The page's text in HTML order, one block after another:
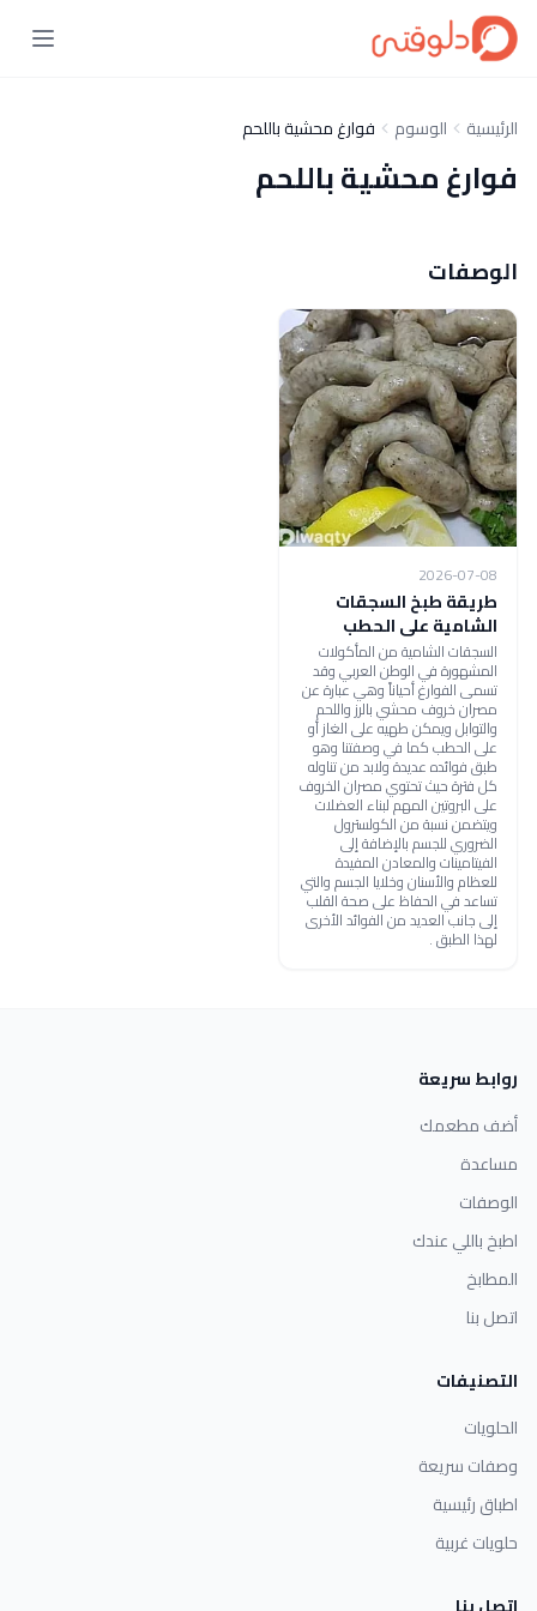
الرئيسية الوسوم فوارغ محشية باللحم
فوارغ محشية باللحم
الوصفات
2026-07-08
طريقة طبخ السجقات
الشامية على الحطب
السجقات الشامية من المأكولات
المشهورة في الوطن العربي وقد
تسمى الفوارغ أحياناً وهي عبارة عن
مصران خروف محشي بالرز واللحم
والتوابل ويمكن طهيه على الغاز أو
على الحطب كما في وصفتنا وهو
طبق فوائده عديدة ولابد من تناوله
كل فترة حيث تحتوي مصران الخروف
على البروتين المهم لبناء العضلات
ويتضمن نسبة من الكولسترول
الضروري للجسم بالإضافة إلى
الفيتامينات والمعادن المفيدة
للعظام والأسنان وخلايا الجسم والتي
تساعد في الحفاظ على صحة القلب
إلى جانب العديد من الفوائد الأخرى
لهذا الطبق .
روابط سريعة
أضف مطعمك
مساعدة
الوصفات
اطبخ باللي عندك
المطابخ
اتصل بنا
التصنيفات
الحلويات
وصفات سريعة
اطباق رئيسية
حلويات غربية